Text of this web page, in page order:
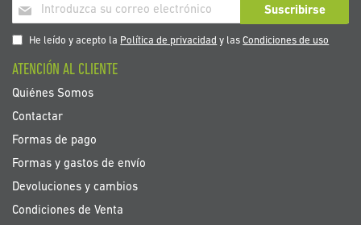
Inscríbase
a
nuestro
de
noticias:
Suscribirse
He leído y acepto la Política de privacidad y lasCondiciones de uso
ATENCIÓN AL CLIENTE
Quiénes Somos
Contactar
Formas de pago
Formas y gastos de envío
Devoluciones y cambios
Condiciones de Venta